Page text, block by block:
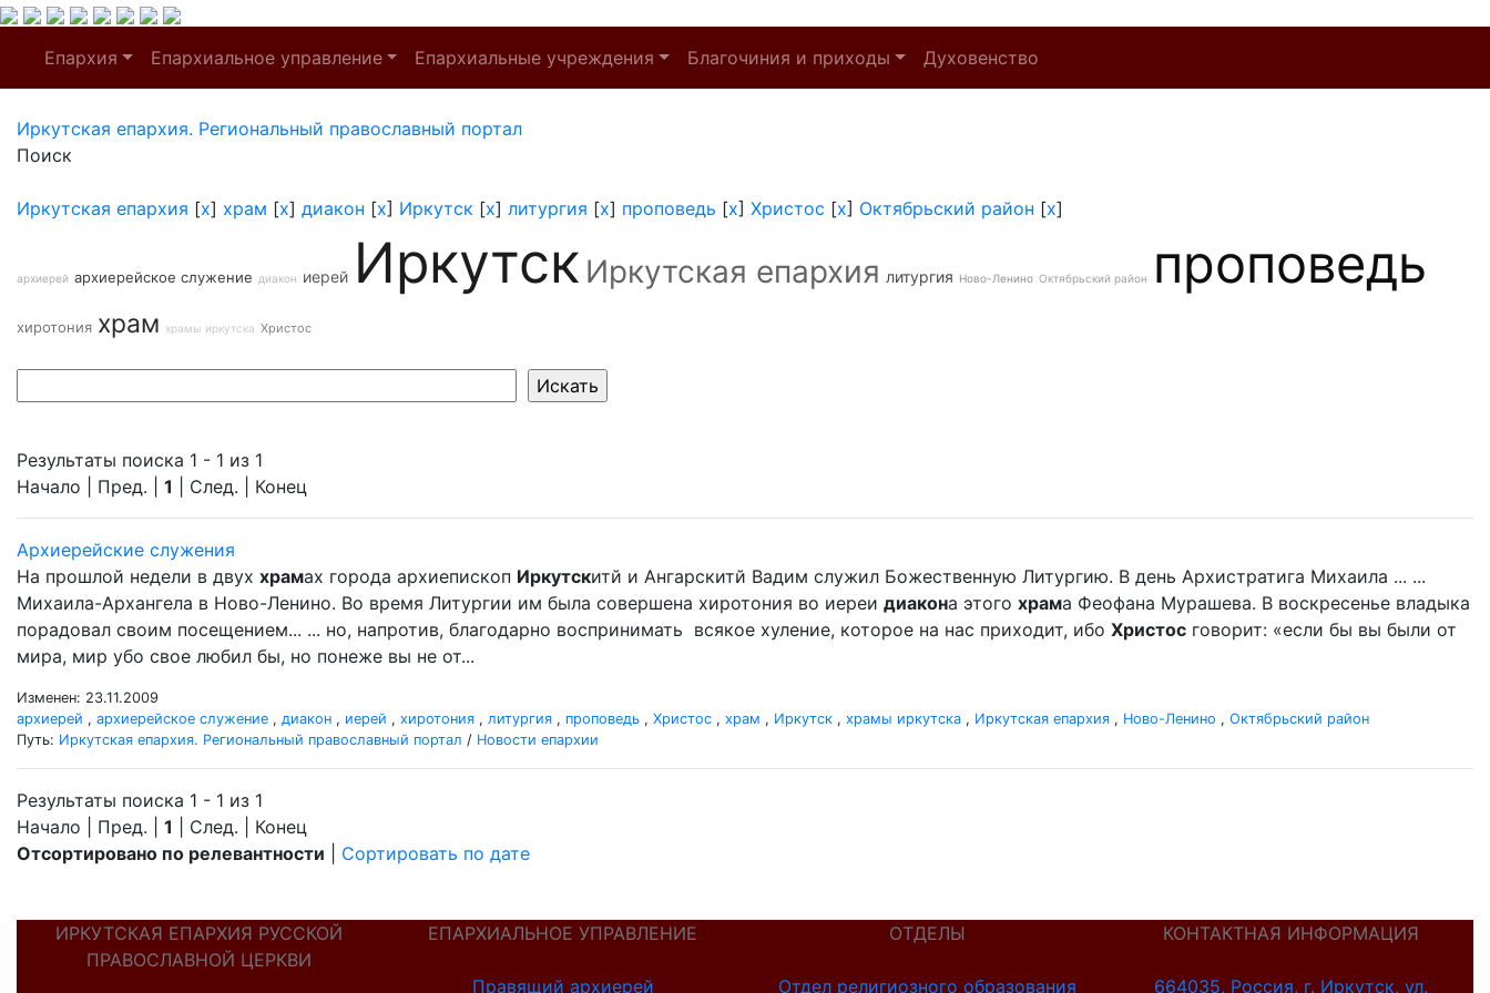
Епархия Епархиальное управление Епархиальные учреждения Благочиния и приходы Духовенство
Иркутская епархия. Региональный православный портал
Поиск
Иркутская епархия [x] храм [x] диакон [x] Иркутск [x] литургия [x] проповедь [x] Христос [x] Октябрьский район [x]
архиерей архиерейское служение диакон иерей Иркутск Иркутская епархия литургия Ново-Ленино Октябрьский район проповедь
хиротония храм храмы иркутска Христос
Результаты поиска 1 - 1 из 1
Начало | Пред. | 1 | След. | Конец
Архиерейские служения
На прошлой недели в двух храмах города архиепископ Иркутскитй и Ангарскитй Вадим служил Божественную Литургию. В день Архистратига Михаила ... ...
Михаила-Архангела в Ново-Ленино. Во время Литургии им была совершена хиротония во иереи диакона этого храма Феофана Мурашева. В воскресенье владыка
порадовал своим посещением... ... но, напротив, благодарно воспринимать всякое хуление, которое на нас приходит, ибо Христос говорит: «если бы вы были от
мира, мир убо свое любил бы, но понеже вы не от...
Изменен: 23.11.2009
архиерей , архиерейское служение , диакон , иерей , хиротония , литургия , проповедь , Христос , храм , Иркутск , храмы иркутска , Иркутская епархия , Ново-Ленино , Октябрьский район
Путь: Иркутская епархия. Региональный православный портал / Новости епархии
Результаты поиска 1 - 1 из 1
Начало | Пред. | 1 | След. | Конец
Отсортировано по релевантности
Сортировать по дате
ИРКУТСКАЯ ЕПАРХИЯ РУССКОЙ
ПРАВОСЛАВНОЙ ЦЕРКВИ
ЕПАРХИАЛЬНОЕ УПРАВЛЕНИЕ
Правящий архиерей
ОТДЕЛЫ
Отдел религиозного образования
КОНТАКТНАЯ ИНФОРМАЦИЯ
664035, Россия, г. Иркутск, ул.